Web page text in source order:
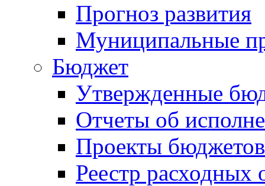
Прогноз развития
Муниципальные
Бюджет
Утвержденные
Отчеты об
Проекты бюджетов
Реестр расходных